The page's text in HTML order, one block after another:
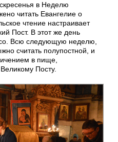
в Неделю
читать Евангелие о
чтение настраивает
Пост. В этот же день
Всю следующую неделю,
считать полупостной, и
в пище,
Посту.